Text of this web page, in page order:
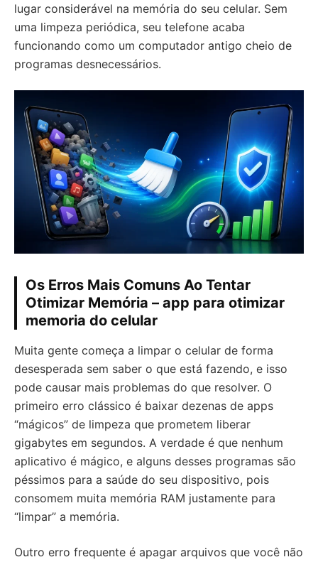
lugar considerável na memória do seu celular. Sem
uma limpeza periódica, seu telefone acaba
funcionando como um computador antigo cheio de
programas desnecessários.
Os Erros Mais Comuns Ao Tentar
Otimizar Memória – app para otimizar
memoria do celular
Muita gente começa a limpar o celular de forma
desesperada sem saber o que está fazendo, e isso
pode causar mais problemas do que resolver. O
primeiro erro clássico é baixar dezenas de apps
“mágicos” de limpeza que prometem liberar
gigabytes em segundos. A verdade é que nenhum
aplicativo é mágico, e alguns desses programas são
péssimos para a saúde do seu dispositivo, pois
consomem muita memória RAM justamente para
“limpar” a memória.
Outro erro frequente é apagar arquivos que você não